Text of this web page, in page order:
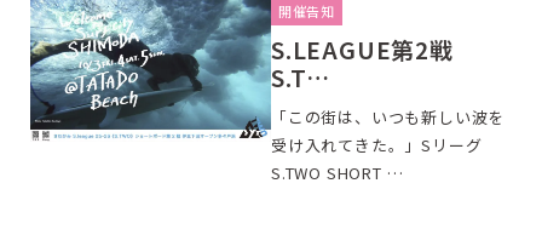
開催告知
S.LEAGUE第2戦
S.T…
「この街は、いつも新しい波を
受け入れてきた。」Sリーグ
S.TWO SHORT …